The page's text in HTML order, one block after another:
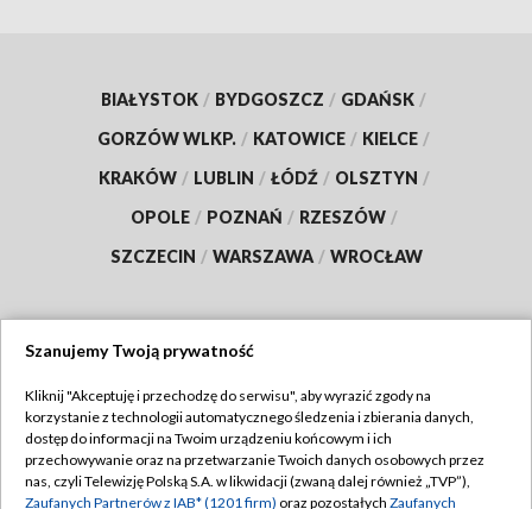
BIAŁYSTOK / BYDGOSZCZ / GDAŃSK /
GORZÓW WLKP. / KATOWICE / KIELCE /
KRAKÓW / LUBLIN / ŁÓDŹ / OLSZTYN /
OPOLE / POZNAŃ / RZESZÓW /
SZCZECIN / WARSZAWA / WROCŁAW
TVP
Abonament TVP
Emisja w TVP
Regulamin TVP
Szanujemy Twoją prywatność
Kliknij "Akceptuję i przechodzę do serwisu", aby wyrazić zgody na
korzystanie z technologii automatycznego śledzenia i zbierania danych,
dostęp do informacji na Twoim urządzeniu końcowym i ich
przechowywanie oraz na przetwarzanie Twoich danych osobowych przez
nas, czyli Telewizję Polską S.A. w likwidacji (zwaną dalej również „TVP”),
Zaufanych Partnerów z IAB* (1201 firm) oraz pozostałych Zaufanych